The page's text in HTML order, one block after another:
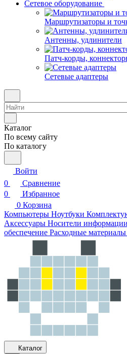
Сетевое оборудование
Маршрутизаторы и
Антенны, удлинители
Патч-корды,
Сетевые адаптеры
Каталог
По всему сайту
По каталогу
Войти
0
Сравнение
0
Избранное
0 Корзина
Компьютеры Ноутбуки
Аксессуары Носители информации
обеспечение Расходные материалы
Каталог